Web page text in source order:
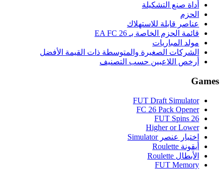
أداة صنع التشكيلة
الحزم
عناصر قابلة للاستهلاك
قائمة الحزم الخاصة بـ EA FC 26
مولد المباريات
الشركات الصغيرة والمتوسطة ذات القيمة الأفضل
أرخص اللاعبين حسب التصنيف
Games
FUT Draft Simulator
FC 26 Pack Opener
FUT Spins 26
Higher or Lower
اختيار عنصر Simulator
أيقونة Roulette
الأبطال Roulette
FUT Memory